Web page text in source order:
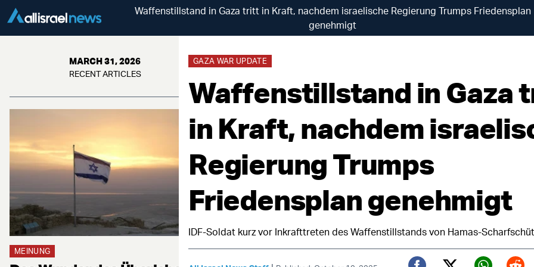
Waffenstillstand in Gaza tritt in Kraft, nachdem israelische Regierung Trumps Friedensplan
genehmigt
MARCH 31, 2026
RECENT ARTICLES
MEINUNG
GAZA WAR UPDATE
Waffenstillstand in Gaza
in Kraft, nachdem
Regierung Trumps
Friedensplan genehmigt
IDF-Soldat kurz vor Inkrafttreten des Waffenstillstands von Hamas-